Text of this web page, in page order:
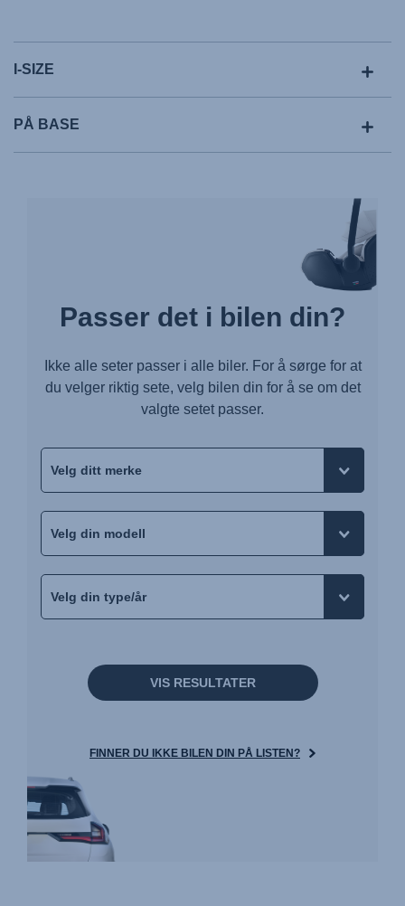
I-SIZE
PÅ BASE
Passer det i bilen din?
Ikke alle seter passer i alle biler. For å sørge for at
du velger riktig sete, velg bilen din for å se om det
valgte setet passer.
VIS RESULTATER
FINNER DU IKKE BILEN DIN PÅ LISTEN?